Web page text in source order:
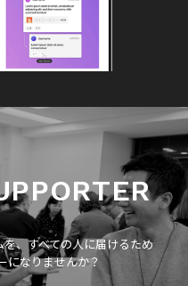
、すべての人に届けるため
になりませんか？